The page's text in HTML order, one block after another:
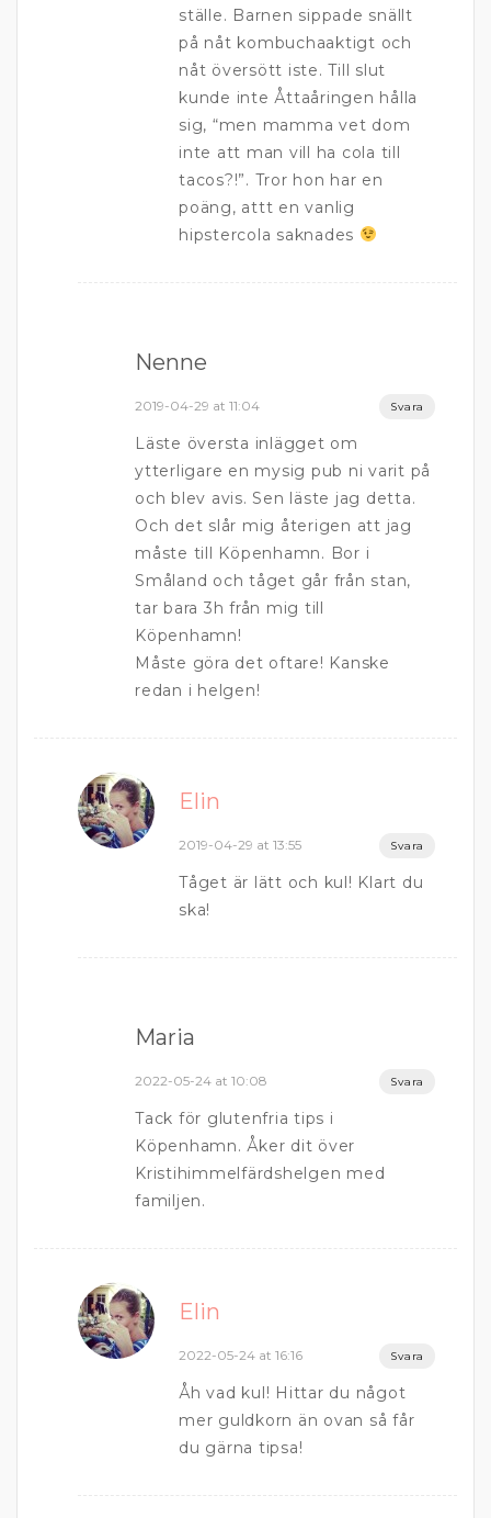
ställe. Barnen sippade snällt
på nåt kombuchaaktigt och
nåt översött iste. Till slut
kunde inte Åttaåringen hålla
sig, “men mamma vet dom
inte att man vill ha cola till
tacos?!”. Tror hon har en
poäng, attt en vanlig
hipstercola saknades
Nenne
2019-04-29 at 11:04 Svara
Läste översta inlägget om
ytterligare en mysig pub ni varit på
och blev avis. Sen läste jag detta.
Och det slår mig återigen att jag
måste till Köpenhamn. Bor i
Småland och tåget går från stan,
tar bara 3h från mig till
Köpenhamn!
Måste göra det oftare! Kanske
redan i helgen!
Elin
2019-04-29 at 13:55 Svara
Tåget är lätt och kul! Klart du
ska!
Maria
2022-05-24 at 10:08 Svara
Tack för glutenfria tips i
Köpenhamn. Åker dit över
Kristihimmelfärdshelgen med
familjen.
Elin
2022-05-24 at 16:16 Svara
Åh vad kul! Hittar du något
mer guldkorn än ovan så får
du gärna tipsa!